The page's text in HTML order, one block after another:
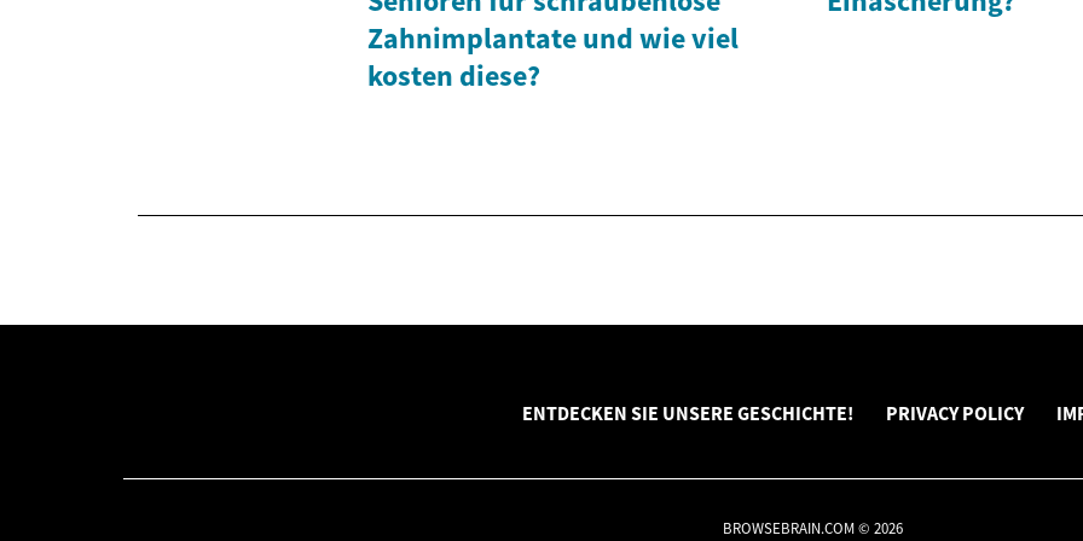
Zahnimplantate und wie viel
kosten diese?
ENTDECKEN SIE UNSERE GESCHICHTE! PRIVACY POLICY
BROWSEBRAIN.COM © 2026